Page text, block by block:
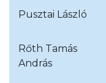
Pusztai László
Rőth Tamás
András